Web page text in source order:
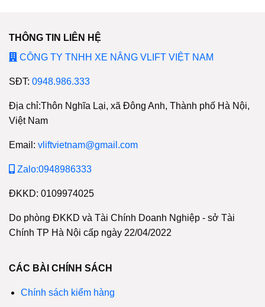
THÔNG TIN LIÊN HỆ
CÔNG TY TNHH XE NÂNG VLIFT VIỆT NAM
SĐT: 0948.986.333
Địa chỉ:Thôn Nghĩa Lại, xã Đông Anh, Thành phố Hà Nội,
Việt Nam
Email: vliftvietnam@gmail.com
Zalo:0948986333
ĐKKD: 0109974025
Do phòng ĐKKD và Tài Chính Doanh Nghiệp - sở Tài
Chính TP Hà Nội cấp ngày 22/04/2022
CÁC BÀI CHÍNH SÁCH
Chính sách kiểm hàng